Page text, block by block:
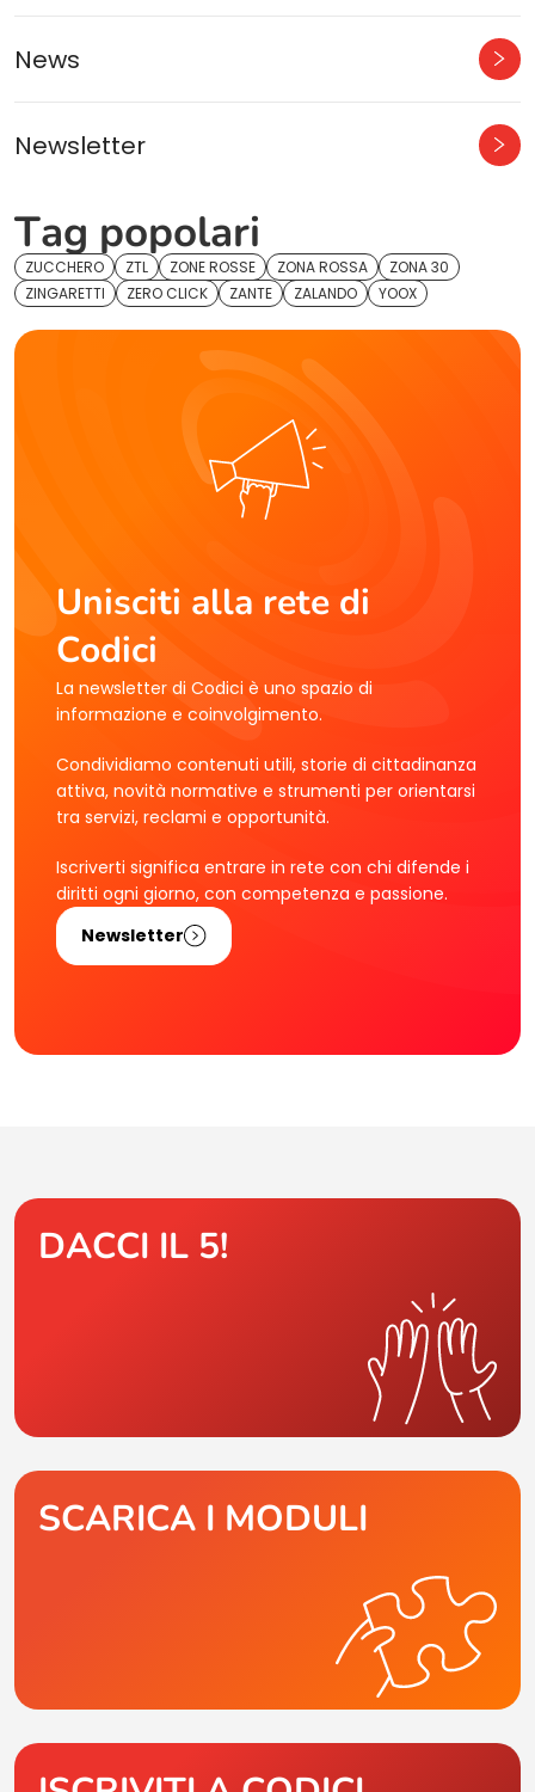
News
Newsletter
Tag popolari
ZUCCHERO ZTL ZONE ROSSE ZONA ROSSA
ZONA 30
ZINGARETTI
ZERO CLICK ZANTE ZALANDO YOOX
Unisciti alla rete di
Codici
La newsletter di Codici è uno spazio di
informazione e coinvolgimento.
Condividiamo contenuti utili, storie di cittadinanza
attiva, novità normative e strumenti per orientarsi
tra servizi, reclami e opportunità.
Iscriverti significa entrare in rete con chi difende i
diritti ogni giorno, con competenza e passione.
Newsletter
DACCI IL 5!
SCARICA I MODULI